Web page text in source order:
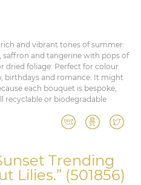
and vibrant tones of summer:
saffron and tangerine with pops of
dried foliage: Perfect for colour
birthdays and romance: It might
each bouquet is bespoke,
recyclable or biodegradable
Trending
Lilies.” (501856)